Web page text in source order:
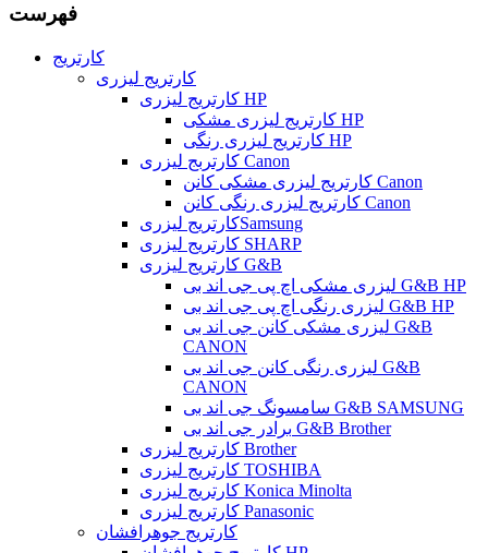
فهرست
کارتریج
کارتریج لیزری
کارتریج لیزری HP
کارتریج لیزری مشکی HP
کارتریج لیزری رنگی HP
کارتربج لیزری Canon
کارتریج لیزری مشکی کانن Canon
کارتریج لیزری رنگی کانن Canon
کارتریج لیزریSamsung
کارتریج لیزری SHARP
کارتریج لیزری G&B
لیزری مشکی اچ پی جی اند بی G&B HP
لیزری رنگی اچ پی جی اند بی G&B HP
لیزری مشکی کانن جی اند بی G&B
CANON
لیزری رنگی کانن جی اند بی G&B
CANON
سامسونگ جی اند بی G&B SAMSUNG
برادر جی اند بی G&B Brother
کارتریج لیزری Brother
کارتریج لیزری TOSHIBA
کارتریج لیزری Konica Minolta
کارتریج لیزری Panasonic
کارتریج جوهرافشان